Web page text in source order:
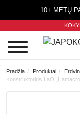
10+ METŲ
Pradžia Produktai
Konstruktorius LaQ